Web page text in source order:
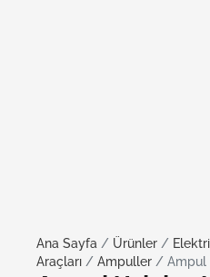
Ana Sayfa / Ürünler /
Araçları / Ampuller / Ampul